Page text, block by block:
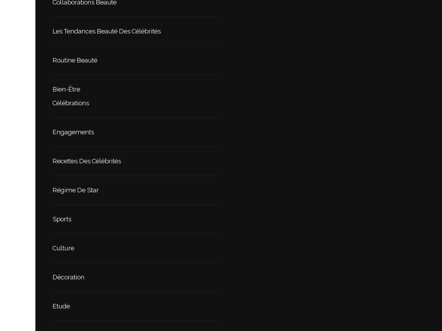
Collaborations Beauté
Les Tendances Beauté Des Célébrités
Routine Beauté
Bien-Être
Célébrations
Engagements
Recettes Des Célébrités
Régime De Star
Sports
Culture
Décoration
Etude